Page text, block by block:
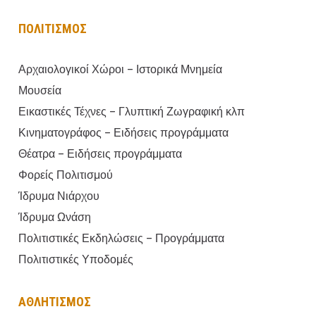
ΠΟΛΙΤΙΣΜΟΣ
Αρχαιολογικοί Χώροι – Ιστορικά Μνημεία
Μουσεία
Εικαστικές Τέχνες – Γλυπτική Ζωγραφική κλπ
Κινηματογράφος – Ειδήσεις προγράμματα
Θέατρα – Ειδήσεις προγράμματα
Φορείς Πολιτισμού
Ίδρυμα Νιάρχου
Ίδρυμα Ωνάση
Πολιτιστικές Εκδηλώσεις – Προγράμματα
Πολιτιστικές Υποδομές
ΑΘΛΗΤΙΣΜΟΣ